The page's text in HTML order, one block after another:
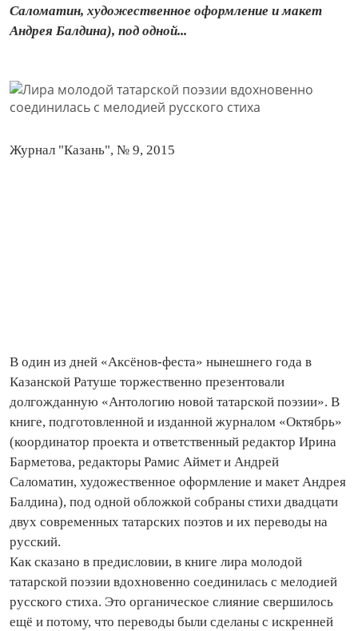
Саломатин, художественное оформление и макет
Андрея Балдина), под одной...
Журнал "Казань", № 9, 2015
В один из дней «Аксёнов‑феста» нынешнего года в
Казанской Ратуше торжественно презентовали
долгожданную «Антологию новой татарской поэзии». В
книге, подготовленной и изданной журналом «Октябрь»
(координатор проекта и ответственный редактор Ирина
Барметова, редакторы Рамис Аймет и Андрей
Саломатин, художественное оформление и макет Андрея
Балдина), под одной обложкой собраны стихи двадцати
двух современных татарских поэтов и их переводы на
русский.
Как сказано в предисловии, в книге лира молодой
татарской поэзии вдохновенно соединилась с мелодией
русского стиха. Это органическое слияние свершилось
ещё и потому, что переводы были сделаны с искренней